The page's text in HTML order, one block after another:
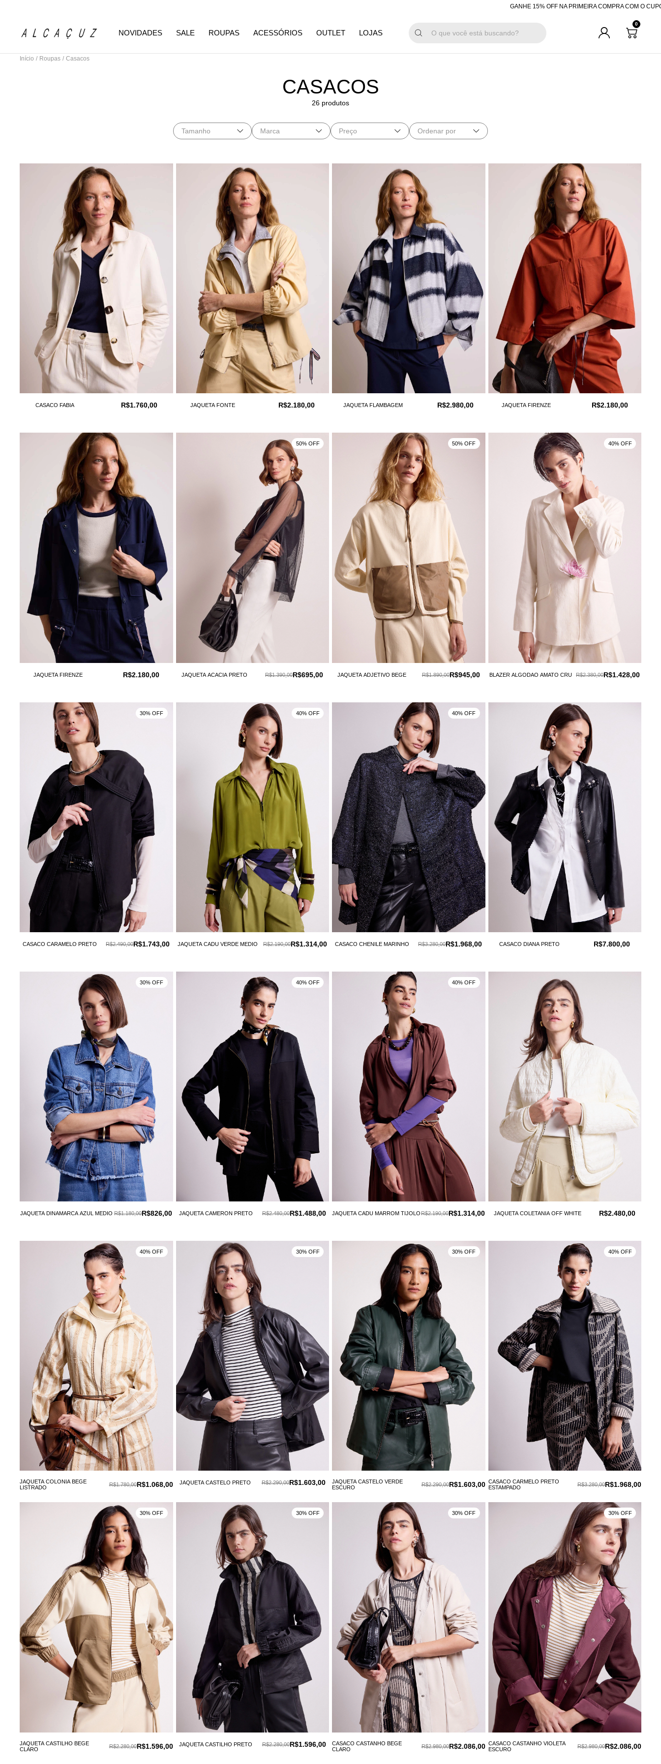
GANHE 15% OFF NA PRIMEIRA COMPRA COM O CUPOM "BEMVINDA" R$200
NOVIDADES SALE ROUPAS ACESSÓRIOS OUTLET LOJAS
0
Início / Roupas / Casacos
CASACOS
26 produtos
Tamanho Marca Preço Ordenar por
CASACO FABIA R$1.760,00 JAQUETA FONTE R$2.180,00 JAQUETA FLAMBAGEM R$2.980,00 JAQUETA FIRENZE R$2.180,00
JAQUETA FIRENZE R$2.180,00 JAQUETA ACACIA PRETO R$695,00
R$1.390,00
50% OFF
JAQUETA ADJETIVO BEGE R$945,00
R$1.890,00
50% OFF
BLAZER ALGODAO AMATO CRU R$1.428,00
R$2.380,00
40% OFF
CASACO CARAMELO PRETO R$1.743,00
R$2.490,00
30% OFF
JAQUETA CADU VERDE MEDIO R$1.314,00
R$2.190,00
40% OFF
CASACO CHENILE MARINHO R$1.968,00
R$3.280,00
40% OFF
CASACO DIANA PRETO R$7.800,00
JAQUETA DINAMARCA AZUL MEDIO R$826,00
R$1.180,00
30% OFF
JAQUETA CAMERON PRETO R$1.488,00
R$2.480,00
40% OFF
JAQUETA CADU MARROM TIJOLO R$1.314,00
R$2.190,00
40% OFF
JAQUETA COLETANIA OFF WHITE R$2.480,00
JAQUETA COLONIA BEGE
LISTRADO
R$1.068,00
R$1.780,00
40% OFF
JAQUETA CASTELO PRETO R$1.603,00
R$2.290,00
30% OFF
JAQUETA CASTELO VERDE
ESCURO
R$1.603,00
R$2.290,00
30% OFF
CASACO CARMELO PRETO
ESTAMPADO
R$1.968,00
R$3.280,00
40% OFF
JAQUETA CASTILHO BEGE
CLARO
R$1.596,00
R$2.280,00
30% OFF
JAQUETA CASTILHO PRETO R$1.596,00
R$2.280,00
30% OFF
CASACO CASTANHO BEGE
CLARO
R$2.086,00
R$2.980,00
30% OFF
CASACO CASTANHO VIOLETA
ESCURO
R$2.086,00
R$2.980,00
30% OFF